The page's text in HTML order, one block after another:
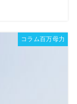
コラム百万母力